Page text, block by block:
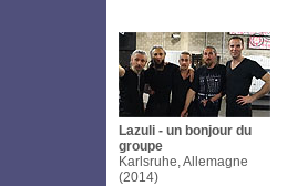
Lazuli - un bonjour du
groupe
Karlsruhe, Allemagne
(2014)